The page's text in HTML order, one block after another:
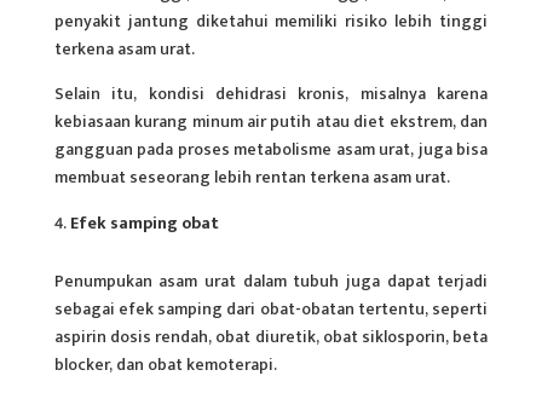
penyakit jantung diketahui memiliki risiko lebih tinggi
terkena asam urat.
Selain itu, kondisi dehidrasi kronis, misalnya karena
kebiasaan kurang minum air putih atau diet ekstrem, dan
gangguan pada proses metabolisme asam urat, juga bisa
membuat seseorang lebih rentan terkena asam urat.
Efek samping obat
Penumpukan asam urat dalam tubuh juga dapat terjadi
sebagai efek samping dari obat-obatan tertentu, seperti
aspirin dosis rendah, obat diuretik, obat siklosporin, beta
blocker, dan obat kemoterapi.